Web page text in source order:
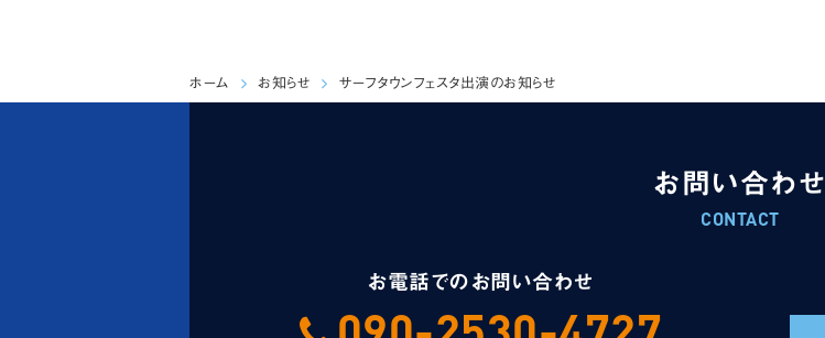
ホーム お知らせ サーフタウンフェスタ出演のお知らせ
お問い合わせ
CONTACT
お電話でのお問い合わせ